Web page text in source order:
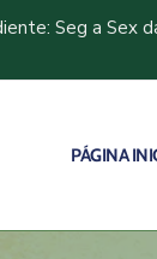
Seg a Sex
PÁGINA